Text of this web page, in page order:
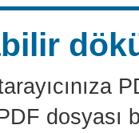
dosyası